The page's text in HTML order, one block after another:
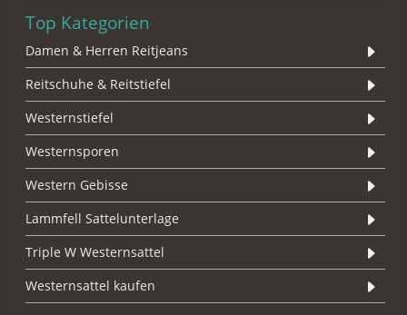
Top Kategorien
Damen & Herren Reitjeans
Reitschuhe & Reitstiefel
Westernstiefel
Westernsporen
Western Gebisse
Lammfell Sattelunterlage
Triple W Westernsattel
Westernsattel kaufen